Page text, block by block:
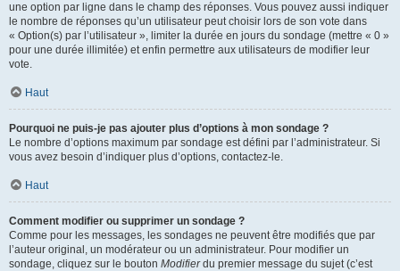
une option par ligne dans le champ des réponses. Vous pouvez aussi indiquer
le nombre de réponses qu’un utilisateur peut choisir lors de son vote dans
« Option(s) par l’utilisateur », limiter la durée en jours du sondage (mettre « 0 »
pour une durée illimitée) et enfin permettre aux utilisateurs de modifier leur
vote.
Haut
Pourquoi ne puis-je pas ajouter plus d’options à mon sondage ?
Le nombre d’options maximum par sondage est défini par l’administrateur. Si
vous avez besoin d’indiquer plus d’options, contactez-le.
Haut
Comment modifier ou supprimer un sondage ?
Comme pour les messages, les sondages ne peuvent être modifiés que par
l’auteur original, un modérateur ou un administrateur. Pour modifier un
sondage, cliquez sur le bouton Modifierdu premier message du sujet (c’est